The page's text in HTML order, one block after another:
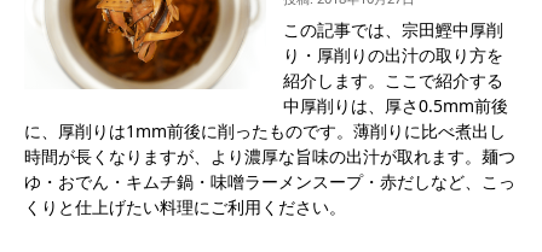
この記事では、宗田鰹中厚削
り・厚削りの出汁の取り方を
紹介します。ここで紹介する
中厚削りは、厚さ0.5mm前後
に、厚削りは1mm前後に削ったものです。薄削りに比べ煮出し
時間が長くなりますが、より濃厚な旨味の出汁が取れます。麺つ
ゆ・おでん・キムチ鍋・味噌ラーメンスープ・赤だしなど、こっ
くりと仕上げたい料理にご利用ください。